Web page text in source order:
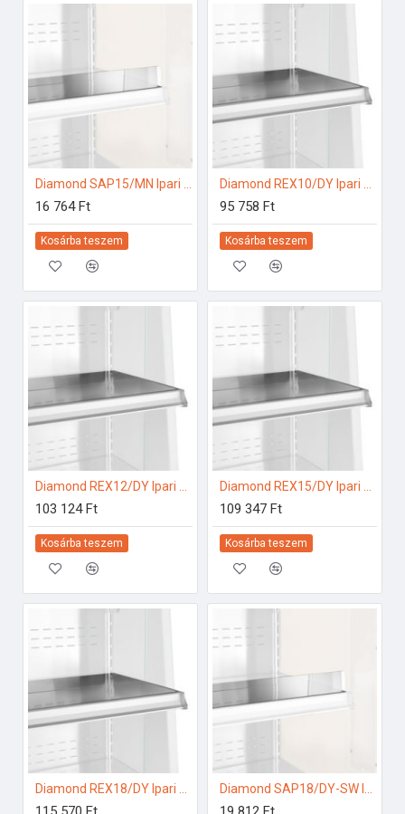
Diamond SAP15/MN Ipari hűtő kiegészítők
16 764 Ft
Kosárba teszem
Diamond REX10/DY Ipari hűtő kiegészítők
95 758 Ft
Kosárba teszem
Diamond REX12/DY Ipari hűtő kiegészítők
103 124 Ft
Kosárba teszem
Diamond REX15/DY Ipari hűtő kiegészítők
109 347 Ft
Kosárba teszem
Diamond REX18/DY Ipari hűtő kiegészítők Diamond SAP18/DY-SW Ipari hűtő kiegészítők